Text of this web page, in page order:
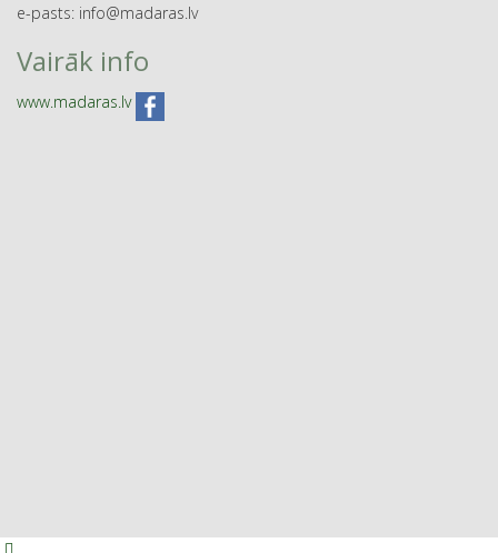
e-pasts: info@madaras.lv
Vairāk info
www.madaras.lv